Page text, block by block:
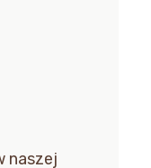
naszej